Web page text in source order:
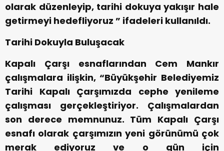
olarak düzenleyip, tarihi dokuya yakışır hale
getirmeyi hedefliyoruz ” ifadeleri kullanıldı.
Tarihi Dokuyla Buluşacak
Kapalı Çarşı esnaflarından Cem Mankır
çalışmalara ilişkin, “Büyükşehir Belediyemiz
Tarihi Kapalı Çarşımızda cephe yenileme
çalışması gerçekleştiriyor. Çalışmalardan
son derece memnunuz. Tüm Kapalı Çarşı
esnafı olarak çarşımızın yeni görünümü çok
merak ediyoruz ve o gün için